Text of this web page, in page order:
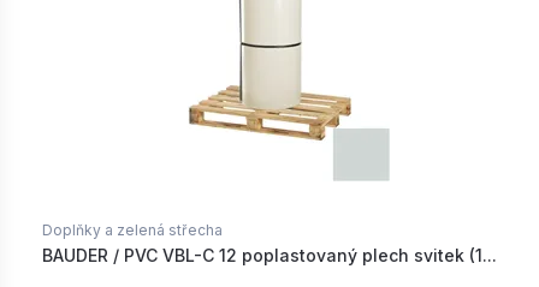
Doplňky a zelená střecha
BAUDER / PVC VBL-C 12 poplastovaný plech svitek (1...